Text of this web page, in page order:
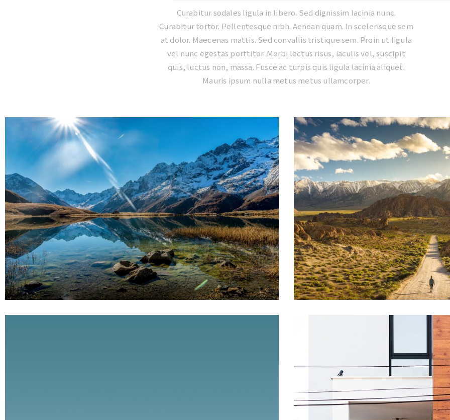
Curabitur sodales ligula in libero. Sed dignissim lacinia nunc.
Curabitur tortor. Pellentesque nibh. Aenean quam. In scelerisque sem
at dolor. Maecenas mattis. Sed convallis tristique sem. Proin ut ligula
vel nunc egestas porttitor. Morbi lectus risus, iaculis vel, suscipit
quis, luctus non, massa. Fusce ac turpis quis ligula lacinia aliquet.
Mauris ipsum nulla metus metus ullamcorper.